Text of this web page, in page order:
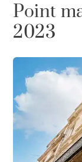
Point
2023